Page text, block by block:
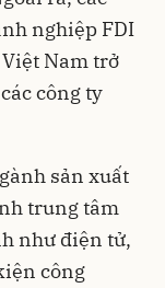
nghiệp FDI
Nam trở
công ty
sản xuất
trung tâm
như điện tử,
công